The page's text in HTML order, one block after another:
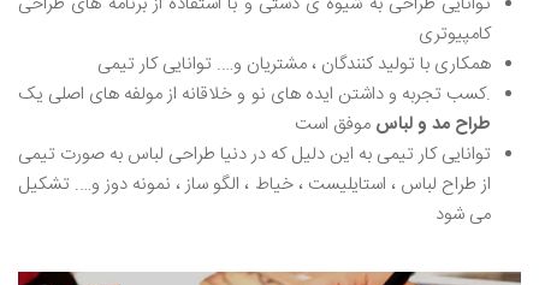
کامپیوتری
همکاری با تولید کنندگان ، مشتریان و…. توانایی کار تیمی
.کسب تجربه و داشتن ایده های نو و خلاقانه از مولفه های اصلی یک
طراح مد و لباس موفق است
توانایی کار تیمی به این دلیل که در دنیا طراحی لباس به صورت تیمی
از طراح لباس ، استایلیست ، خیاط ، الگو ساز ، نمونه دوز و…. تشکیل
می شود